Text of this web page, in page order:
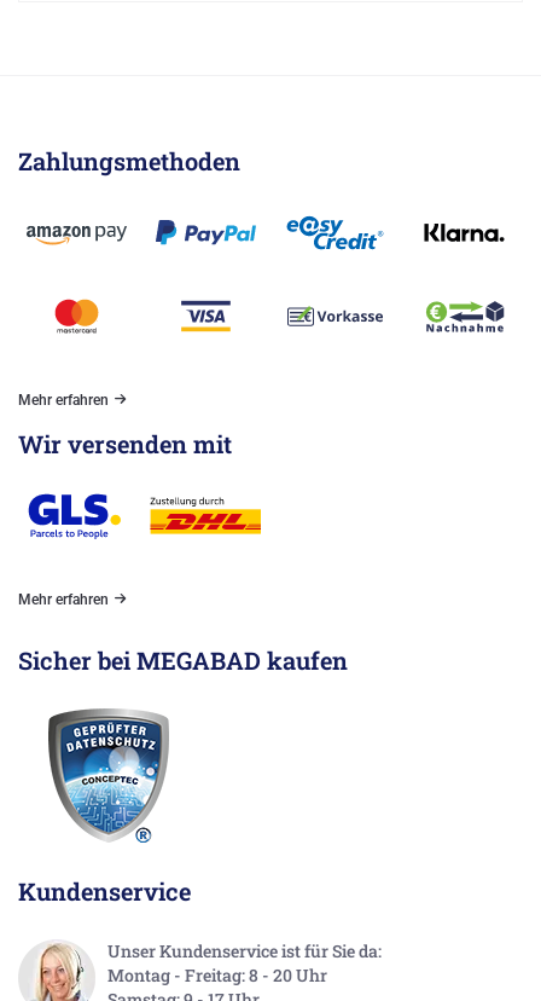
Zahlungsmethoden
Mehr erfahren
Wir versenden mit
Mehr erfahren
Sicher bei MEGABAD kaufen
Kundenservice
Unser Kundenservice ist für Sie da:
Montag - Freitag: 8 - 20 Uhr